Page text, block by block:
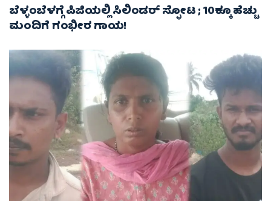
ಬೆಳ್ಳಂಬೆಳಗ್ಗೆ ಪಿಜಿಯಲ್ಲಿ ಸಿಲಿಂಡರ್ ಸ್ಫೋಟ ; 10ಕ್ಕೂ ಹೆಚ್ಚು
ಮಂದಿಗೆ ಗಂಭೀರ ಗಾಯ!